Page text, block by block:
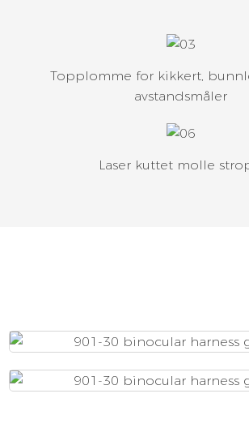
Topplomme for kikkert,
avstandsmåler
Laser kuttet molle